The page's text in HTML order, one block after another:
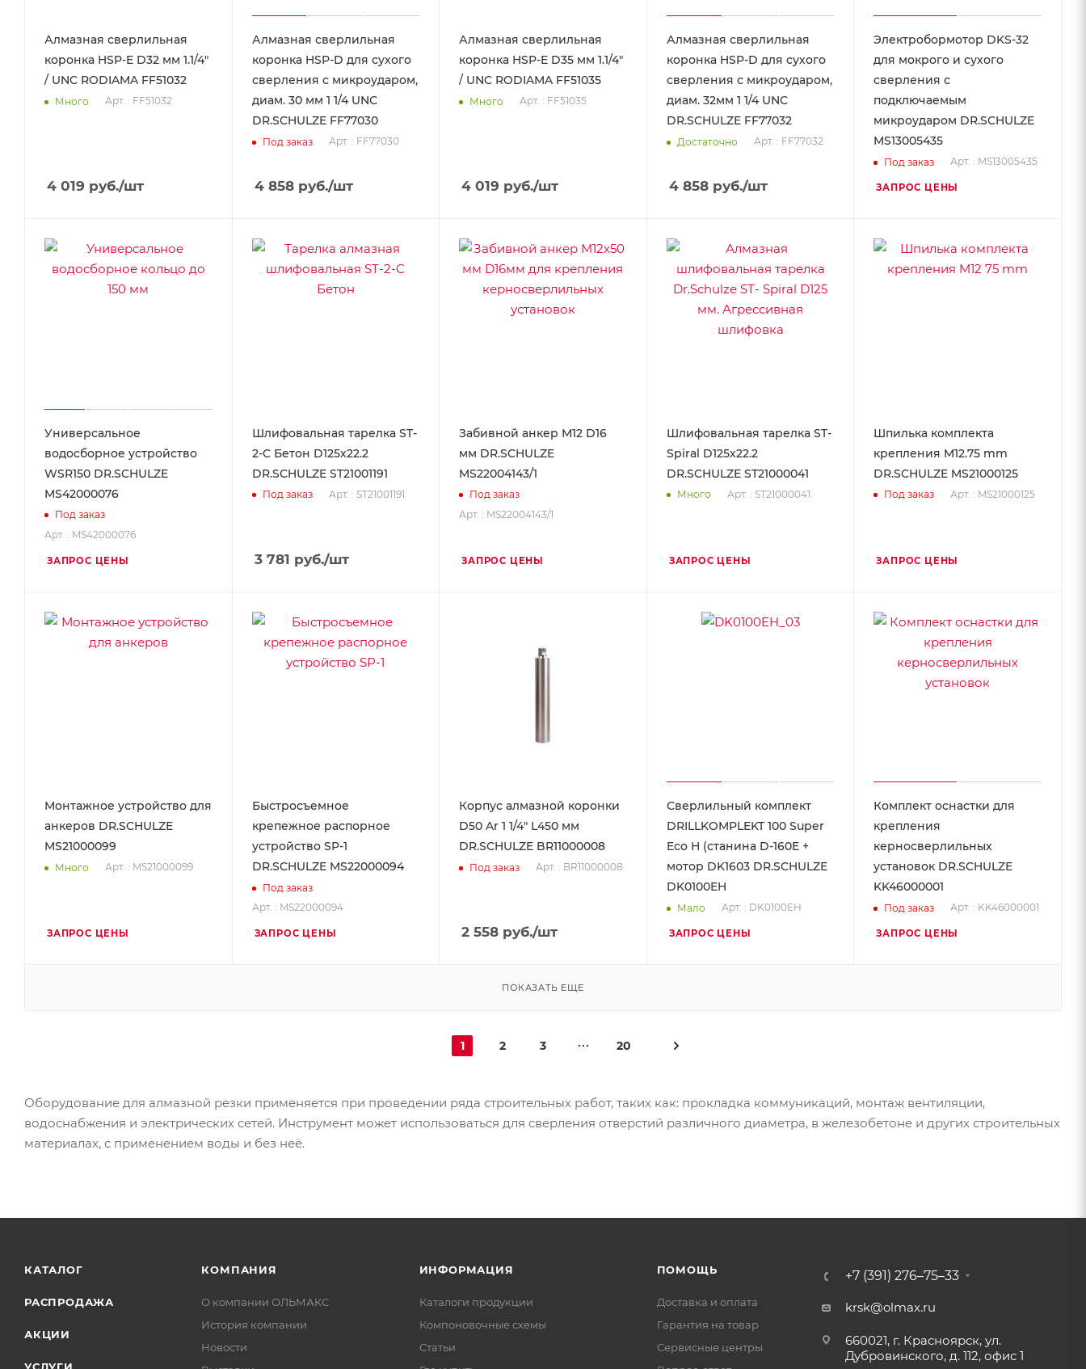
Алмазная сверлильная
коронка HSP-E D32 мм 1.1/4"
/ UNC RODIAMA FF51032
Много Арт. : FF51032
4 019 руб./шт
Алмазная сверлильная
коронка HSP-D для сухого
сверления с микроударом,
диам. 30 мм 1 1/4 UNC
DR.SCHULZE FF77030
Под заказ Арт. : FF77030
4 858руб./шт
Алмазная сверлильная
коронка HSP-E D35 мм 1.1/4"
/ UNC RODIAMA FF51035
Много Арт. : FF51035
4 019 руб./шт
Алмазная сверлильная
коронка HSP-D для сухого
сверления с микроударом,
диам. 32мм 1 1/4 UNC
DR.SCHULZE FF77032
Достаточно Арт. : FF77032
4 858руб./шт
Электробормотор DKS-32
для мокрого и сухого
сверления с
подключаемым
микроударом DR.SCHULZE
MS13005435
Под заказ Арт. : MS13005435
ЗАПРОС ЦЕНЫ
Универсальное
водосборное устройство
WSR150 DR.SCHULZE
MS42000076
Под заказ
Арт. : MS42000076
ЗАПРОС ЦЕНЫ
Шлифовальная тарелка ST-
2-C Бетон D125х22.2
DR.SCHULZE ST21001191
Под заказ Арт. : ST21001191
3 781 руб./шт
Забивной анкер М12 D16
мм DR.SCHULZE
MS22004143/1
Под заказ
Арт. : MS22004143/1
ЗАПРОС ЦЕНЫ
Шлифовальная тарелка ST-
Spiral D125х22.2
DR.SCHULZE ST21000041
Много Арт. : ST21000041
ЗАПРОС ЦЕНЫ
Шпилька комплекта
крепления M12.75 mm
DR.SCHULZE MS21000125
Под заказ Арт. : MS21000125
ЗАПРОС ЦЕНЫ
Монтажное устройство для
анкеров DR.SCHULZE
MS21000099
Много Арт. : MS21000099
ЗАПРОС ЦЕНЫ
Быстросъемное
крепежное распорное
устройство SP-1
DR.SCHULZE MS22000094
Под заказ
Арт. : MS22000094
ЗАПРОС ЦЕНЫ
Корпус алмазной коронки
D50 Ar 1 1/4" L450 мм
DR.SCHULZE BR11000008
Под заказ Арт. : BR11000008
2 558 руб./шт
Сверлильный комплект
DRILLKOMPLEKT 100 Super
Eco H (станина D-160E +
мотор DK1603 DR.SCHULZE
DK0100EH
Мало Арт. : DK0100EH
ЗАПРОС ЦЕНЫ
Комплект оснастки для
крепления
керносверлильных
установок DR.SCHULZE
KK46000001
Под заказ Арт. : KK46000001
ЗАПРОС ЦЕНЫ
ПОКАЗАТЬ ЕЩЕ
1 2 3 20
Оборудование для алмазной резки применяется при проведении ряда строительных работ, таких как: прокладка коммуникаций, монтаж вентиляции,
водоснабжения и электрических сетей. Инструмент может использоваться для сверления отверстий различного диаметра, в железобетоне и других строительных
материалах, с применением воды и без неё.
КАТАЛОГ
РАСПРОДАЖА
АКЦИИ
КОМПАНИЯ
О компании ОЛЬМАКС
История компании
Новости
ИНФОРМАЦИЯ
Каталоги продукции
Компоновочные схемы
Статьи
ПОМОЩЬ
Доставка и оплата
Гарантия на товар
Сервисные центры
+7 (391) 276–75–33
krsk@olmax.ru
660021, г. Красноярск, ул.
Дубровинского, д. 112, офис 1